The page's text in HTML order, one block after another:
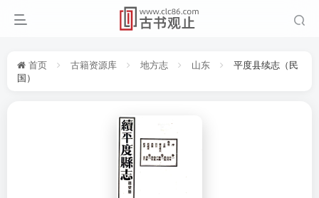
首页 古籍资源库 地方志 山东
平度县续志（民
国）